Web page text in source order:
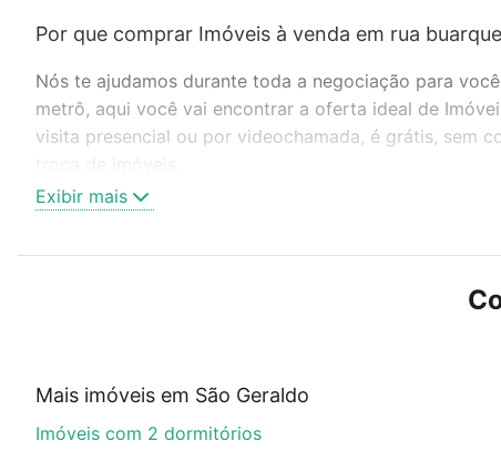
Por que comprar Imóveis à venda em rua
Nós te ajudamos durante toda a negociação para
metrô, aqui você vai encontrar a oferta ideal de
visita presencial ou por videochamada, é grátis, sem
Como escolher um imóvel?
Use barra de busca no topo para pesquisar por ruas,
ou sem vaga de garagem para combinar
Imóveis à venda em rua buarque de macedo - São
Aqui na Loft temos a oferta ideal para você, com
nossas opções de financiamento imobiliário as
Exibir mais
Mais imóveis em São Geraldo
Imóveis com 2 dormitórios